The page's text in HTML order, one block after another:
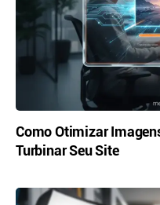
Como Otimizar
Turbinar Seu Site